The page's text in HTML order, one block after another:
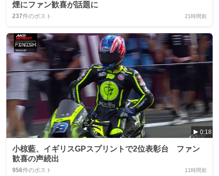
煙にファン歓喜が話題に
237件のポスト 21時間前
0:18
小椋藍、イギリスGPスプリントで2位表彰台 ファン
歓喜の声続出
956件のポスト 11時間前